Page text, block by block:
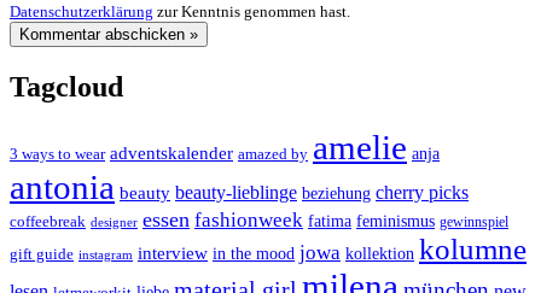
Datenschutzerklärung zur Kenntnis genommen hast.
Tagcloud
3 ways to wear adventskalender amazed by amelie anja
antonia beauty beauty-lieblinge beziehung cherry picks
coffeebreak designer essen fashionweek fatima feminismus gewinnspiel
gift guide instagram interview in the mood jowa kollektion kolumne
milena